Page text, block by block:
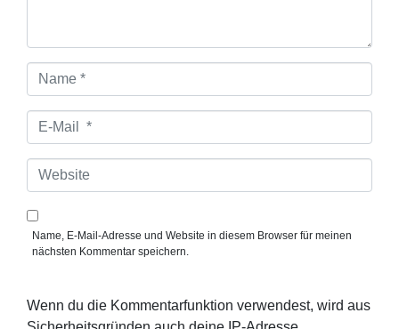
*s
Name, E-Mail-Adresse und Website in diesem Browser für meinen
nächsten Kommentar speichern.
Wenn du die Kommentarfunktion verwendest, wird aus